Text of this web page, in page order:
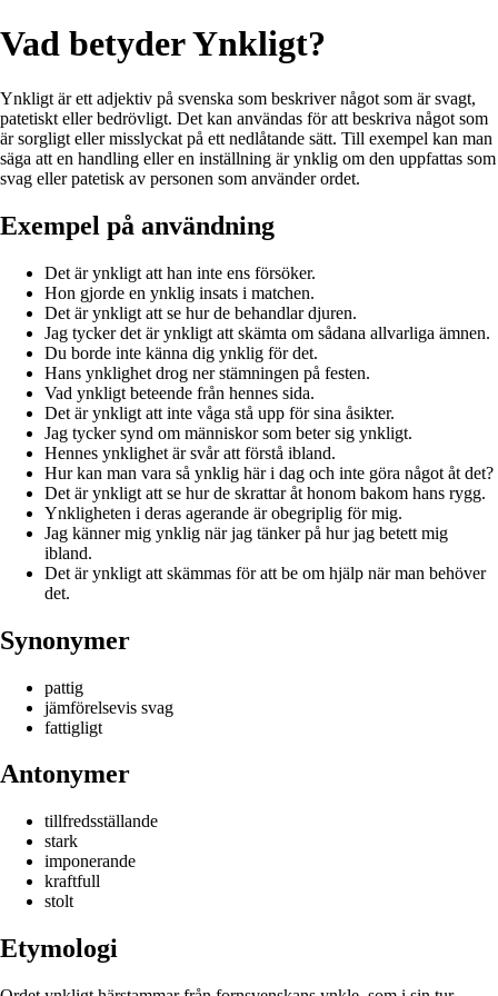
Vad betyder Ynkligt?
Ynkligt är ett adjektiv på svenska som beskriver något som är svagt,
patetiskt eller bedrövligt. Det kan användas för att beskriva något som
är sorgligt eller misslyckat på ett nedlåtande sätt. Till exempel kan man
säga att en handling eller en inställning är ynklig om den uppfattas som
svag eller patetisk av personen som använder ordet.
Exempel på användning
Det är ynkligt att han inte ens försöker.
Hon gjorde en ynklig insats i matchen.
Det är ynkligt att se hur de behandlar djuren.
Jag tycker det är ynkligt att skämta om sådana allvarliga ämnen.
Du borde inte känna dig ynklig för det.
Hans ynklighet drog ner stämningen på festen.
Vad ynkligt beteende från hennes sida.
Det är ynkligt att inte våga stå upp för sina åsikter.
Jag tycker synd om människor som beter sig ynkligt.
Hennes ynklighet är svår att förstå ibland.
Hur kan man vara så ynklig här i dag och inte göra något åt det?
Det är ynkligt att se hur de skrattar åt honom bakom hans rygg.
Ynkligheten i deras agerande är obegriplig för mig.
Jag känner mig ynklig när jag tänker på hur jag betett mig
ibland.
Det är ynkligt att skämmas för att be om hjälp när man behöver
det.
Synonymer
pattig
jämförelsevis svag
fattigligt
Antonymer
tillfredsställande
stark
imponerande
kraftfull
stolt
Etymologi